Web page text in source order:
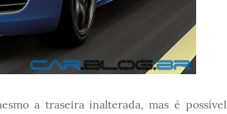
a traseira inalterada, mas é possível